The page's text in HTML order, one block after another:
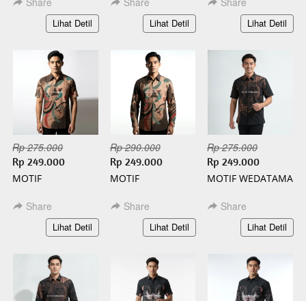
`Lihat Detil
SLIMFIT
`
Lihat Detil
SLIMFIT
`Lihat Detil
Rp 275.000
Rp 249.000
MOTIF
PENDEK BATIK
SLIMFIT
Share
`Lihat Detil
Rp 290.000
Rp 249.000
MOTIF
PANJANG BATIK
SLIMFIT
Share
`
Lihat Detil
Rp 275.000
Rp 249.000
MOTIF WEDATAMA
SLIMFIT
Share
`Lihat Detil